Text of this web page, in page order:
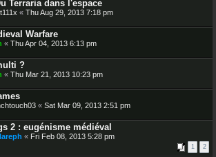
Terraria dans l'espace
« Thu Aug 29, 2013 7:18 pm
Warfare
« Thu Apr 04, 2013 6:13 pm
?
« Thu Mar 21, 2013 10:23 pm
« Sat Mar 09, 2013 2:51 pm
2 : eugénisme médiéval
« Fri Feb 08, 2013 5:28 pm
1 2